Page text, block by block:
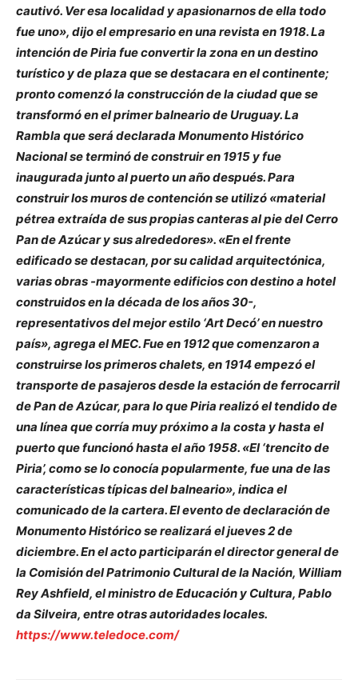
cautivó. Ver esa localidad y apasionarnos de ella todo
fue uno», dijo el empresario en una revista en 1918. La
intención de Piria fue convertir la zona en un destino
turístico y de plaza que se destacara en el continente;
pronto comenzó la construcción de la ciudad que se
transformó en el primer balneario de Uruguay. La
Rambla que será declarada Monumento Histórico
Nacional se terminó de construir en 1915 y fue
inaugurada junto al puerto un año después. Para
construir los muros de contención se utilizó «material
pétrea extraída de sus propias canteras al pie del Cerro
Pan de Azúcar y sus alrededores». «En el frente
edificado se destacan, por su calidad arquitectónica,
varias obras -mayormente edificios con destino a hotel
construidos en la década de los años 30-,
representativos del mejor estilo ‘Art Decó’ en nuestro
país», agrega el MEC. Fue en 1912 que comenzaron a
construirse los primeros chalets, en 1914 empezó el
transporte de pasajeros desde la estación de ferrocarril
de Pan de Azúcar, para lo que Piria realizó el tendido de
una línea que corría muy próximo a la costa y hasta el
puerto que funcionó hasta el año 1958. «El ‘trencito de
Piria’, como se lo conocía popularmente, fue una de las
características típicas del balneario», indica el
comunicado de la cartera. El evento de declaración de
Monumento Histórico se realizará el jueves 2 de
diciembre. En el acto participarán el director general de
la Comisión del Patrimonio Cultural de la Nación, William
Rey Ashfield, el ministro de Educación y Cultura, Pablo
da Silveira, entre otras autoridades locales.
https://www.teledoce.com/